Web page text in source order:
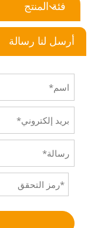
فئة المنتج
أرسل لنا رسالة